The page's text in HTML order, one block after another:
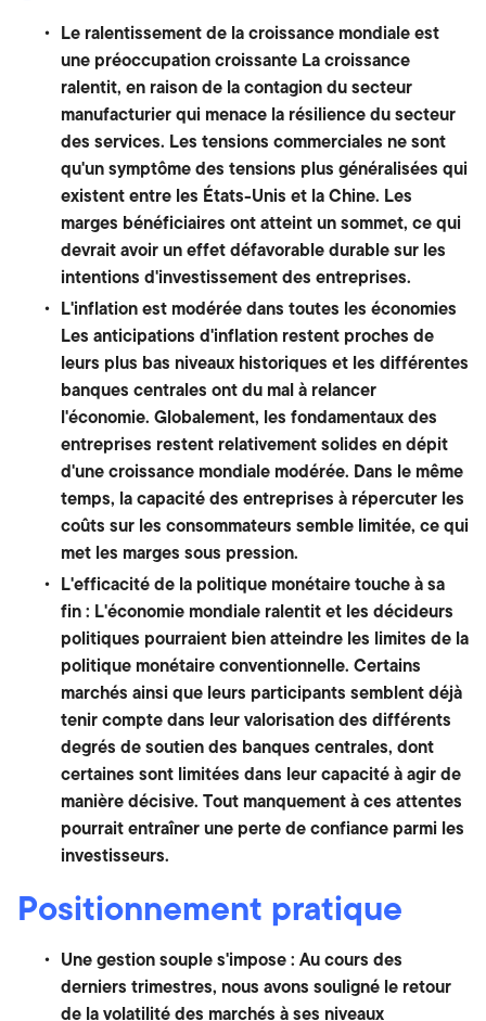
Le ralentissement de la croissance mondiale est
une préoccupation croissante La croissance
ralentit, en raison de la contagion du secteur
manufacturier qui menace la résilience du secteur
des services. Les tensions commerciales ne sont
qu'un symptôme des tensions plus généralisées qui
existent entre les États-Unis et la Chine. Les
marges bénéficiaires ont atteint un sommet, ce qui
devrait avoir un effet défavorable durable sur les
intentions d'investissement des entreprises.
L'inflation est modérée dans toutes les économies
Les anticipations d'inflation restent proches de
leurs plus bas niveaux historiques et les différentes
banques centrales ont du mal à relancer
l'économie. Globalement, les fondamentaux des
entreprises restent relativement solides en dépit
d'une croissance mondiale modérée. Dans le même
temps, la capacité des entreprises à répercuter les
coûts sur les consommateurs semble limitée, ce qui
met les marges sous pression.
L'efficacité de la politique monétaire touche à sa
fin : L'économie mondiale ralentit et les décideurs
politiques pourraient bien atteindre les limites de la
politique monétaire conventionnelle. Certains
marchés ainsi que leurs participants semblent déjà
tenir compte dans leur valorisation des différents
degrés de soutien des banques centrales, dont
certaines sont limitées dans leur capacité à agir de
manière décisive. Tout manquement à ces attentes
pourrait entraîner une perte de confiance parmi les
investisseurs.
Positionnement pratique
Une gestion souple s'impose : Au cours des
derniers trimestres, nous avons souligné le retour
de la volatilité des marchés à ses niveaux